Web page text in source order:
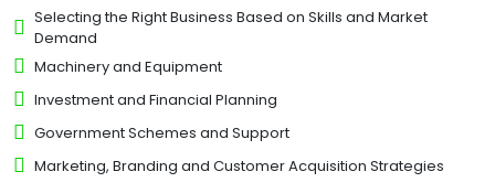
Selecting the Right Business Based on Skills and Market
Demand
Machinery and Equipment
Investment and Financial Planning
Government Schemes and Support
Marketing, Branding and Customer Acquisition Strategies